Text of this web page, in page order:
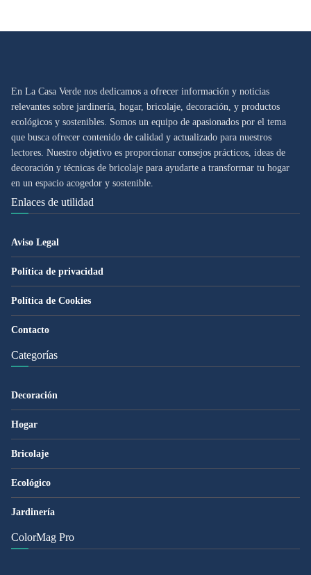
En La Casa Verde nos dedicamos a ofrecer información y noticias
relevantes sobre jardinería, hogar, bricolaje, decoración, y productos
ecológicos y sostenibles. Somos un equipo de apasionados por el tema
que busca ofrecer contenido de calidad y actualizado para nuestros
lectores. Nuestro objetivo es proporcionar consejos prácticos, ideas de
decoración y técnicas de bricolaje para ayudarte a transformar tu hogar
en un espacio acogedor y sostenible.
Enlaces de utilidad
Aviso Legal
Política de privacidad
Política de Cookies
Contacto
Categorías
Decoración
Hogar
Bricolaje
Ecológico
Jardinería
ColorMag Pro